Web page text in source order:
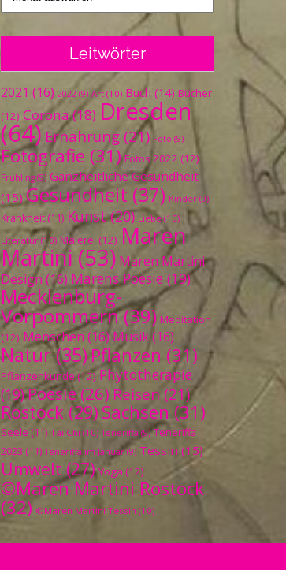
Leitwörter
2021 (16) 2022 (9) Art (10) Buch (14) Bücher
(12) Corona(18) Dresden
(64) Ernährung (21) Foto (9)
Fotografie (31) Fotos 2022 (12)
Frühling (9) Ganzheitliche Gesundheit
(15) Gesundheit (37) Kinder (9)
Krankheit (11) Kunst(20) Liebe(10)
Literatur (10) Malerei (12) Maren
Martini(53) Maren Martini
Design (16) Marens Poesie (19)
Mecklenburg-
Vorpommern(39) Meditation
(12) Menschen (16) Musik(16)
Natur(35)Pflanzen (31)
Pflanzenkunde(12) Phytotherapie
(19)Poesie(26) Reisen(21)
Rostock (29) Sachsen (31)
Seele (11) Tai Chi (10) Teneriffa (9) Teneriffa
2023 (11) Teneriffa im Januar(9) Tessin (15)
Umwelt (27) Yoga (12)
©Maren Martini Rostock
(32) ©Maren Martini Tessin (10)